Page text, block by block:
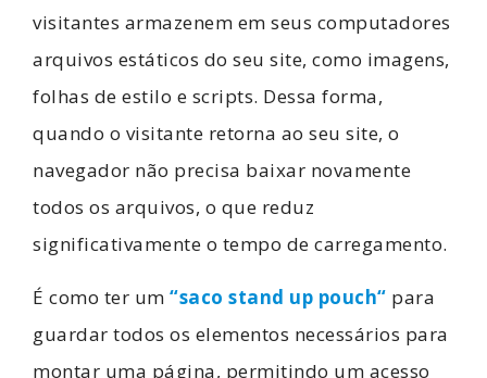
visitantes armazenem em seus computadores
arquivos estáticos do seu site, como imagens,
folhas de estilo e scripts. Dessa forma,
quando o visitante retorna ao seu site, o
navegador não precisa baixar novamente
todos os arquivos, o que reduz
significativamente o tempo de carregamento.
É como ter um “saco stand up pouch“ para
guardar todos os elementos necessários para
montar uma página, permitindo um acesso